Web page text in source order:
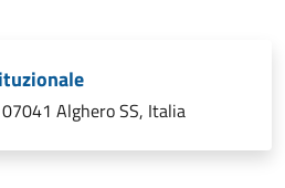
Alghero SS, Italia